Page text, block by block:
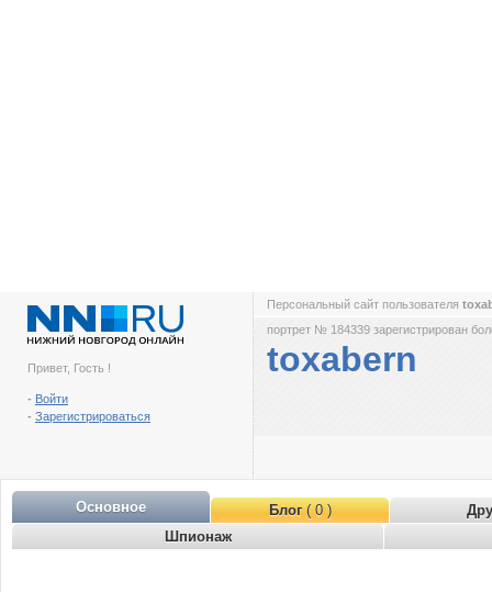
Привет, Гость !
- Войти
- Зарегистрироваться
Персональный сайт пользователя
портрет № 184339 зарегистрирован
toxabern
Основное Блог( 0 )
Шпионаж